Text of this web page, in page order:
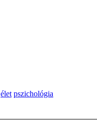
élet pszichológia